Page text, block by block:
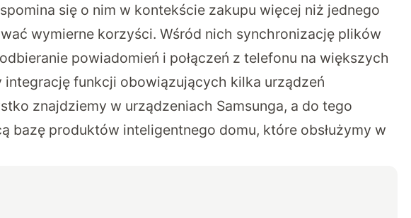
się o nim w kontekście zakupu więcej niż jednego
wymierne korzyści. Wśród nich synchronizację plików
powiadomień i połączeń z telefonu na większych
funkcji obowiązujących kilka urządzeń
znajdziemy w urządzeniach Samsunga, a do tego
bazę produktów inteligentnego domu, które obsłużymy w